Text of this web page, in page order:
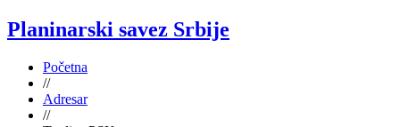
Planinarski savez Srbije
Početna
//
Adresar
//